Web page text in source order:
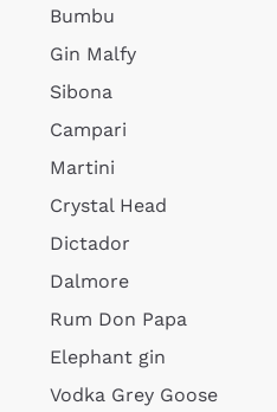
Bumbu
Gin Malfy
Sibona
Campari
Martini
Crystal Head
Dictador
Dalmore
Rum Don Papa
Elephant gin
Vodka Grey Goose